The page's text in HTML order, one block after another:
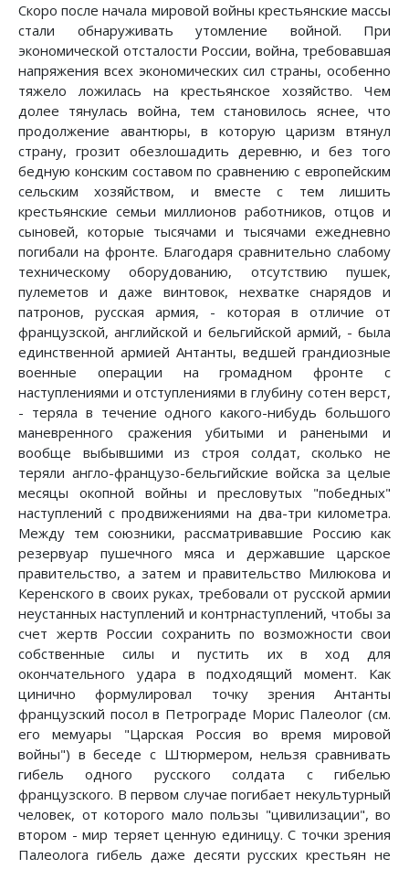
Скоро после начала мировой войны крестьянские массы
стали обнаруживать утомление войной. При
экономической отсталости России, война, требовавшая
напряжения всех экономических сил страны, особенно
тяжело ложилась на крестьянское хозяйство. Чем
долее тянулась война, тем становилось яснее, что
продолжение авантюры, в которую царизм втянул
страну, грозит обезлошадить деревню, и без того
бедную конским составом по сравнению с европейским
сельским хозяйством, и вместе с тем лишить
крестьянские семьи миллионов работников, отцов и
сыновей, которые тысячами и тысячами ежедневно
погибали на фронте. Благодаря сравнительно слабому
техническому оборудованию, отсутствию пушек,
пулеметов и даже винтовок, нехватке снарядов и
патронов, русская армия, - которая в отличие от
французской, английской и бельгийской армий, - была
единственной армией Антанты, ведшей грандиозные
военные операции на громадном фронте с
наступлениями и отступлениями в глубину сотен верст,
- теряла в течение одного какого-нибудь большого
маневренного сражения убитыми и ранеными и
вообще выбывшими из строя солдат, сколько не
теряли англо-французо-бельгийские войска за целые
месяцы окопной войны и пресловутых "победных"
наступлений с продвижениями на два-три километра.
Между тем союзники, рассматривавшие Россию как
резервуар пушечного мяса и державшие царское
правительство, а затем и правительство Милюкова и
Керенского в своих руках, требовали от русской армии
неустанных наступлений и контрнаступлений, чтобы за
счет жертв России сохранить по возможности свои
собственные силы и пустить их в ход для
окончательного удара в подходящий момент. Как
цинично формулировал точку зрения Антанты
французский посол в Петрограде Морис Палеолог (см.
его мемуары "Царская Россия во время мировой
войны") в беседе с Штюрмером, нельзя сравнивать
гибель одного русского солдата с гибелью
французского. В первом случае погибает некультурный
человек, от которого мало пользы "цивилизации", во
втором - мир теряет ценную единицу. С точки зрения
Палеолога гибель даже десяти русских крестьян не